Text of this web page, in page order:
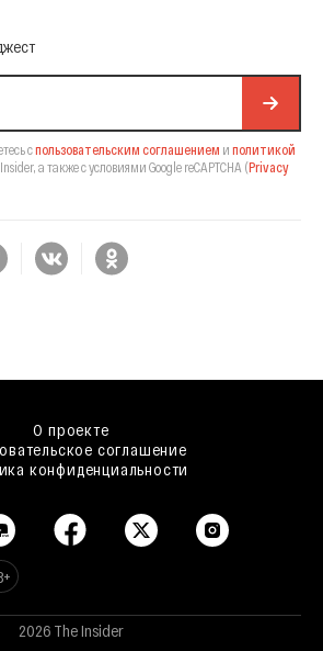
Email-рассылку
спользовательским соглашением и политикой
а также с условиями Google reCAPTCHA (Privacy
О проекте
соглашение
конфиденциальности
2026 The Insider